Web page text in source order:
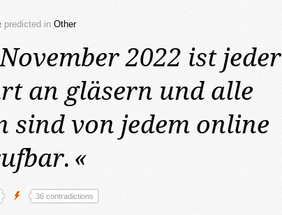
predicted in Other
2022 ist jeder
an gläsern und alle
sind von jedem online
«
36 contradictions